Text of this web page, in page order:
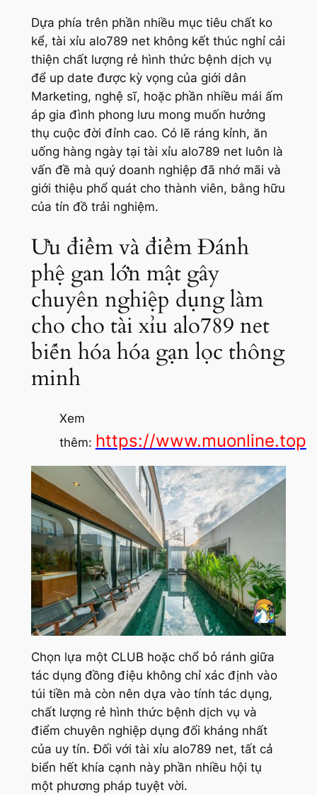
Dựa phía trên phần nhiều mục tiêu chất ko
kể, tài xỉu alo789 net không kết thúc nghỉ cải
thiện chất lượng rẻ hình thức bệnh dịch vụ
để up date được kỳ vọng của giới dân
Marketing, nghệ sĩ, hoặc phần nhiều mái ấm
áp gia đình phong lưu mong muốn hưởng
thụ cuộc đời đỉnh cao. Có lẽ ráng kỉnh, ăn
uống hàng ngày tại tài xỉu alo789 net luôn là
vấn đề mà quý doanh nghiệp đã nhớ mãi và
giới thiệu phổ quát cho thành viên, bằng hữu
của tín đồ trải nghiệm.
Ưu điểm và điểm Đánh
phệ gan lớn mật gây
chuyên nghiệp dụng làm
cho cho tài xỉu alo789 net
biến hóa hóa gạn lọc thông
minh
Xem
thêm: https://www.muonline.top
Chọn lựa một CLUB hoặc chổ bỏ ránh giữa
tác dụng đồng điệu không chỉ xác định vào
túi tiền mà còn nên dựa vào tính tác dụng,
chất lượng rẻ hình thức bệnh dịch vụ và
điểm chuyên nghiệp dụng đối kháng nhất
của uy tín. Đối với tài xỉu alo789 net, tất cả
biển hết khía cạnh này phần nhiều hội tụ
một phương pháp tuyệt vời.